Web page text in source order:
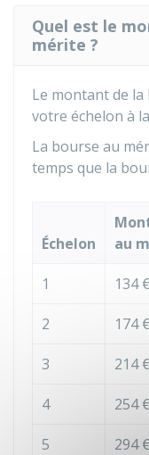
Quel est le
mérite ?
Le montant de
votre échelon à la
La bourse au
temps que la
Échelon
au
1 134 €
2 174 €
3 214 €
4 254 €
5 294 €